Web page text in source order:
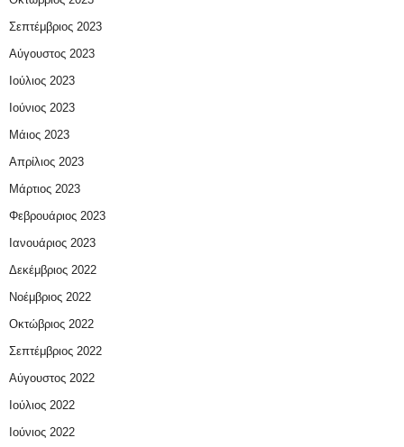
Σεπτέμβριος 2023
Αύγουστος 2023
Ιούλιος 2023
Ιούνιος 2023
Μάιος 2023
Απρίλιος 2023
Μάρτιος 2023
Φεβρουάριος 2023
Ιανουάριος 2023
Δεκέμβριος 2022
Νοέμβριος 2022
Οκτώβριος 2022
Σεπτέμβριος 2022
Αύγουστος 2022
Ιούλιος 2022
Ιούνιος 2022